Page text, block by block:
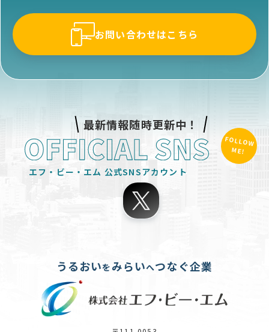
お問い合わせはこちら
うるおいを みらいへつなぐ企業
最新情報随時更新中！
FOLLOW
ME!
エフ・ビー・エム 公式SNSアカウント